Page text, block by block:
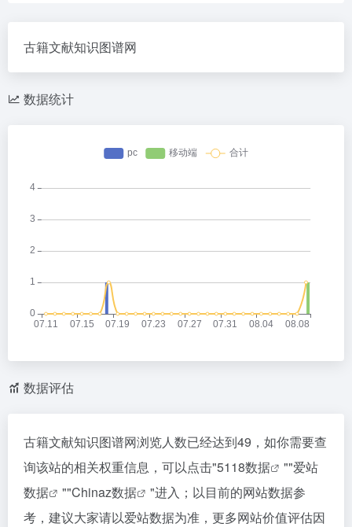
古籍文献知识图谱网
数据统计
数据评估
古籍文献知识图谱网浏览人数已经达到49，如你需要查
询该站的相关权重信息，可以点击"5118数据 ""爱站
数据
""Chinaz数据
"进入；以目前的网站数据参
考，建议大家请以爱站数据为准，更多网站价值评估因